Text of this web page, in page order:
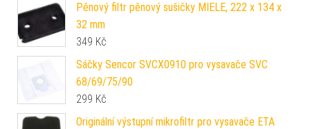
Pěnový filtr pěnový sušičky MIELE, 222 x 134 x
32 mm
349 Kč
Sáčky Sencor SVCX0910 pro vysavače SVC
68/69/75/90
299 Kč
Originální výstupní mikrofiltr pro vysavače ETA